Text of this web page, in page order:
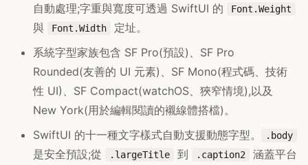
自動處理;字重與寬度可透過 SwiftUI 的
Font.Weight
與 Font.Width
定址。
系統字型家族包含 SF Pro(預設)、SF Pro
Rounded(友善的 UI 元素)、SF Mono(程式碼、技術
性 UI)、SF Compact(watchOS、狹窄情境),以及
New York(用於編輯閱讀的襯線體搭檔)。
SwiftUI 的十一種文字樣式自動支援動態字型。
.body
是安全預設;從 .largeTitle 到 .caption2
涵蓋平台